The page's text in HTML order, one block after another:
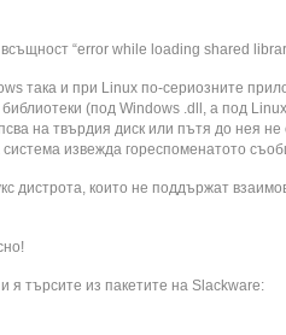
всъщност “error while loading shared
така и при Linux по-сериозните
библиотеки (под Windows .dll, а под
на твърдия диск или пътя до нея не
извежда гореспоменатото
дистрота, които не поддържат
я търсите из пакетите на Slackware: